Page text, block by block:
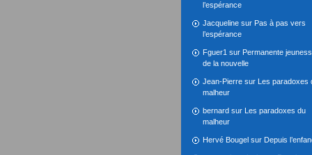
l’espérance
Jacqueline sur Pas à pas vers
l’espérance
Fguer1 sur Permanente
de la nouvelle
Jean-Pierre sur Les paradoxes
malheur
bernard sur Les paradoxes du
malheur
Hervé Bougel sur Depuis